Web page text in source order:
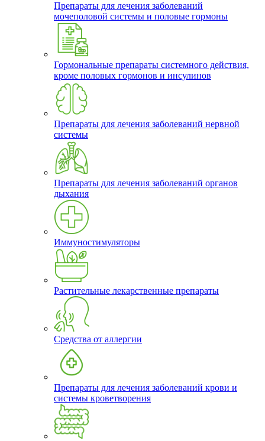
Препараты для лечения заболеваний
мочеполовой системы и половые гормоны
Гормональные препараты системного действия,
кроме половых гормонов и инсулинов
Препараты для лечения заболеваний нервной
системы
Препараты для лечения заболеваний органов
дыхания
Иммуностимуляторы
Растительные лекарственные препараты
Средства от аллергии
Препараты для лечения заболеваний крови и
системы кроветворения